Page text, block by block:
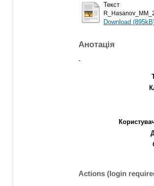
Текст
Download
Анотація
-
Actions (login